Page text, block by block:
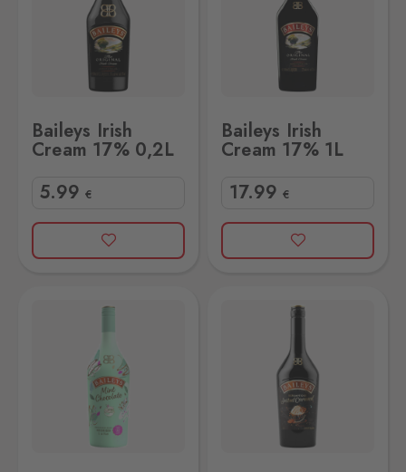
Baileys Irish
Cream 17% 0,2L
5.99 €
Baileys Irish
Cream 17% 1L
17.99 €